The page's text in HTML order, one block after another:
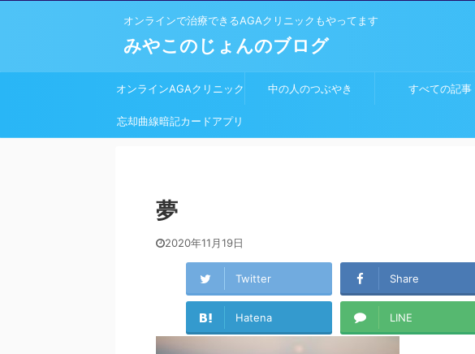
オンラインで治療できるAGAクリニックもやってます
みやこのじょんのブログ
オンラインAGAクリニック 中の人のつぶやき すべての記事
忘却曲線暗記カードアプリ
夢
2020年11月19日
Twitter Share
Hatena LINE